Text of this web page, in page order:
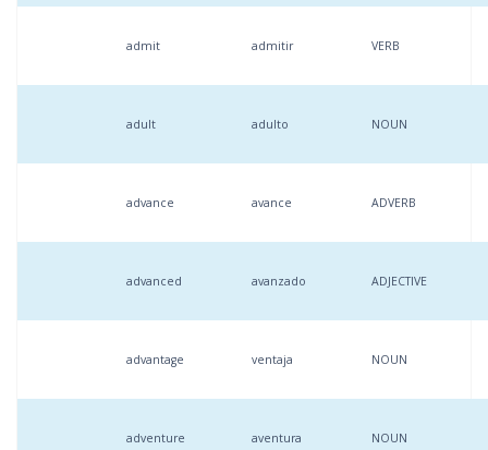
admit admitir VERB
adult adulto NOUN
advance avance ADVERB
advanced avanzado ADJECTIVE
advantage ventaja NOUN
adventure aventura NOUN